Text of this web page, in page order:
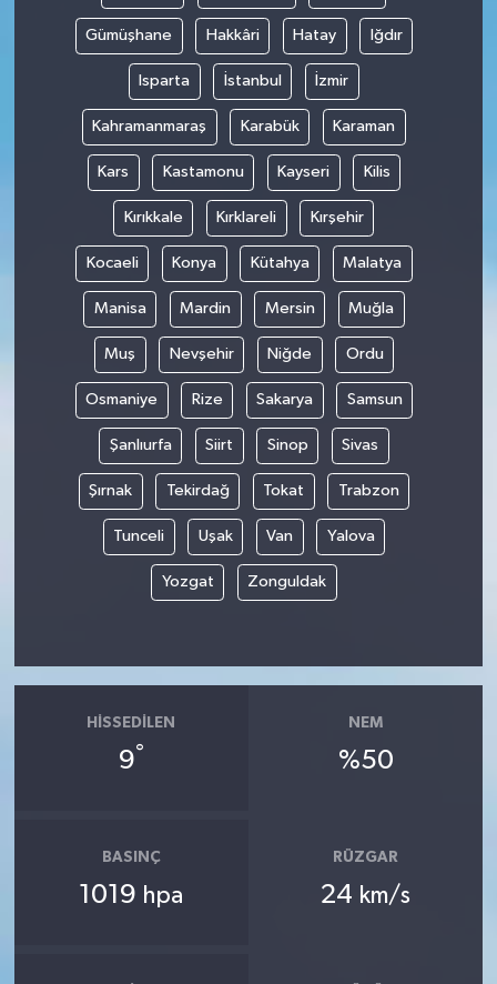
Gümüşhane Hakkâri Hatay Iğdır
Isparta İstanbul İzmir
Kahramanmaraş Karabük Karaman
Kars Kastamonu Kayseri Kilis
Kırıkkale Kırklareli Kırşehir
Kocaeli Konya Kütahya Malatya
Manisa Mardin Mersin Muğla
Muş Nevşehir Niğde Ordu
Osmaniye Rize Sakarya Samsun
Şanlıurfa Siirt Sinop Sivas
Şırnak Tekirdağ Tokat Trabzon
Tunceli Uşak Van Yalova
Yozgat Zonguldak
HISSEDILEN
9°
NEM
%50
BASINÇ
1019 hpa
RÜZGAR
24 km/s